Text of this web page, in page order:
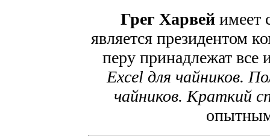
Грег Харвейимеет
является президентом
перу принадлежат все
Excel для чайников.
чайников. Краткий